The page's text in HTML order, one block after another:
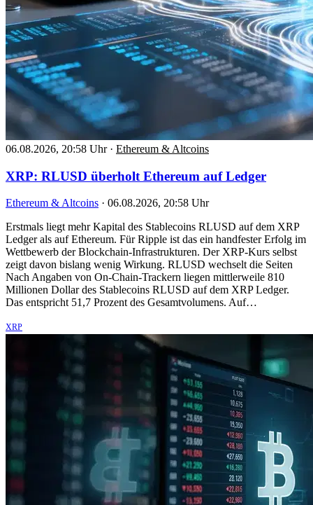
06.08.2026, 20:58 Uhr · Ethereum & Altcoins
XRP: RLUSD überholt Ethereum auf Ledger
Ethereum & Altcoins · 06.08.2026, 20:58 Uhr
Erstmals liegt mehr Kapital des Stablecoins RLUSD auf dem XRP
Ledger als auf Ethereum. Für Ripple ist das ein handfester Erfolg im
Wettbewerb der Blockchain-Infrastrukturen. Der XRP-Kurs selbst
zeigt davon bislang wenig Wirkung. RLUSD wechselt die Seiten
Nach Angaben von On-Chain-Trackern liegen mittlerweile 810
Millionen Dollar des Stablecoins RLUSD auf dem XRP Ledger.
Das entspricht 51,7 Prozent des Gesamtvolumens. Auf…
XRP